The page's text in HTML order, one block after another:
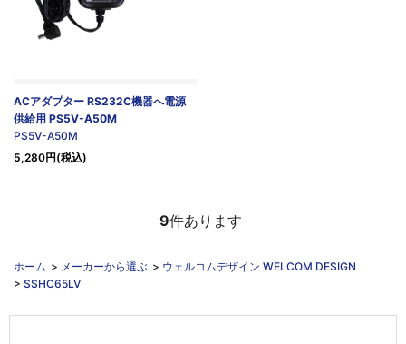
ACアダプター RS232C機器へ電源
供給用 PS5V-A50M
PS5V-A50M
5,280円(税込)
9件あります
ホーム > メーカーから選ぶ > ウェルコムデザイン WELCOM DESIGN
> SSHC65LV